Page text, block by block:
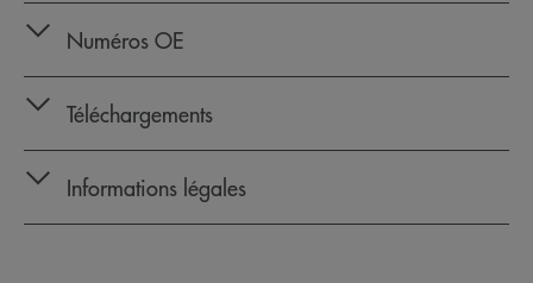
Numéros OE
Téléchargements
Informations légales